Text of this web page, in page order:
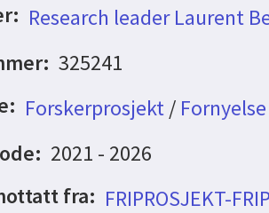
Research leader Laurent
325241
Forskerprosjekt/ Fornyelse
2021 - 2026
fra: FRIPROSJEKT-